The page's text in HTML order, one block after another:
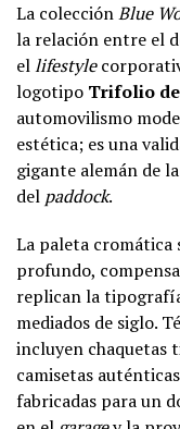
La colecciónBlue
la relación entre el
ellifestyle
logotipo Trifolio
automovilismo
estética; es una
gigante alemán de
del paddock.
La paleta cromática
profundo,
replican la
mediados de siglo.
incluyen chaquetas
camisetas
fabricadas para un